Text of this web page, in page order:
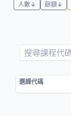
人數↓
餘額↓